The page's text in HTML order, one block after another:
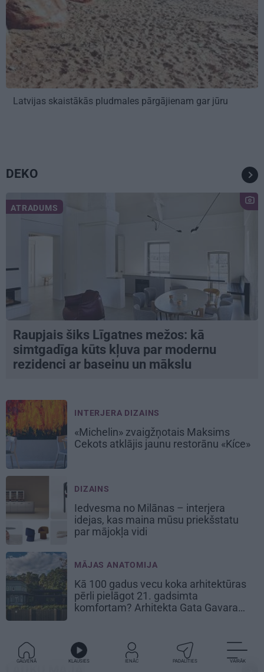
Latvijas skaistākās pludmales pārgājienam gar jūru
DEKO
ATRADUMS
Raupjais šiks Līgatnes mežos: kā
simtgadīga kūts kļuva par modernu
rezidenci ar baseinu un mākslu
INTERJERA DIZAINS
«Michelin» zvaigžņotais Maksims
Cekots atklājis jaunu restorānu «Kíce»
DIZAINS
Iedvesma no Milānas – interjera
idejas, kas maina mūsu priekšstatu
par mājokļa vidi
MĀJAS ANATOMIJA
Kā 100 gadus vecu koka arhitektūras
pērli pielāgot 21. gadsimta
komfortam? Arhitekta Gata Gavara
GALVENĀ KLAUSIES IENĀC PADALĪTIES VAIRĀK